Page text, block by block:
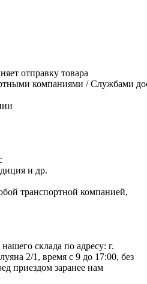
отправку товара
компаниями / Службами
и др.
транспортной компанией,
склада по адресу: г.
2/1, время с 9 до 17:00, без
приездом заранее нам